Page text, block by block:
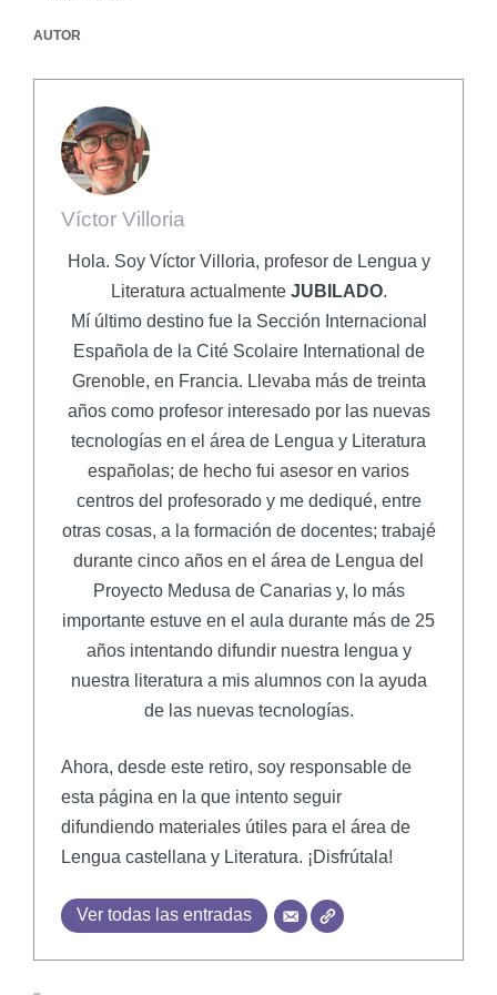
AUTOR
Víctor Villoria
Hola. Soy Víctor Villoria, profesor de Lengua y
Literatura actualmente JUBILADO.
Mí último destino fue la Sección Internacional
Española de la Cité Scolaire International de
Grenoble, en Francia. Llevaba más de treinta
años como profesor interesado por las nuevas
tecnologías en el área de Lengua y Literatura
españolas; de hecho fui asesor en varios
centros del profesorado y me dediqué, entre
otras cosas, a la formación de docentes; trabajé
durante cinco años en el área de Lengua del
Proyecto Medusa de Canarias y, lo más
importante estuve en el aula durante más de 25
años intentando difundir nuestra lengua y
nuestra literatura a mis alumnos con la ayuda
de las nuevas tecnologías.
Ahora, desde este retiro, soy responsable de
esta página en la que intento seguir
difundiendo materiales útiles para el área de
Lengua castellana y Literatura. ¡Disfrútala!
Ver todas las entradas